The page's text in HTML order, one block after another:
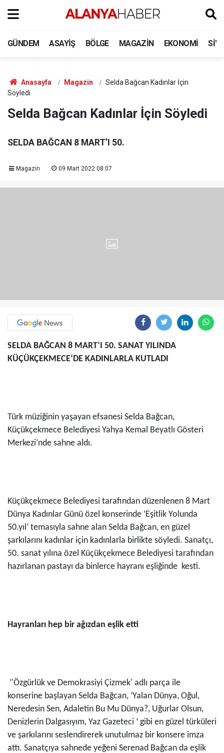
GÜNDEM ASAYIŞ BÖLGE MAGAZIN EKONOMI
Anasayfa Magazin
Selda Bağcan Kadınlar İçin
Söyledi
Selda Bağcan Kadınlar İçin Söyledi
SELDA BAĞCAN 8 MART’I 50.
Magazin 09 Mart 2022 08:07
SELDA BAĞCAN 8 MART’I 50. SANAT YILINDA
KÜÇÜKÇEKMECE’DE KADINLARLA KUTLADI
Türk müziğinin yaşayan efsanesi Selda Bağcan,
Küçükçekmece Belediyesi Yahya Kemal Beyatlı Gösteri
Merkezi’nde sahne aldı.
Küçükçekmece Belediyesi tarafından düzenlenen 8 Mart
Dünya Kadınlar Günü özel konserinde ‘Eşitlik Yolunda
50.yıl’ temasıyla sahne alan Selda Bağcan, en güzel
şarkılarını kadınlar için kadınlarla birlikte söyledi. Sanatçı,
50. sanat yılına özel Küçükçekmece Belediyesi tarafından
hazırlanan pastayı da binlerce hayranı eşliğinde kesti.
Hayranları hep bir ağızdan eşlik etti
’'Özgürlük ve Demokrasiyi Çizmek' adlı parça ile
konserine başlayan Selda Bağcan, ‘Yalan Dünya, Oğul,
Neredesin Sen, Adaletin Bu Mu Dünya?, Uğurlar Olsun,
Denizlerin Dalgasıyım, Yaz Gazeteci ‘ gibi en güzel türküleri
ve şarkılarını seslendirerek unutulmaz bir konsere imza
attı. Sanatçıya sahnede yeğeni Serenad Bağcan da eşlik